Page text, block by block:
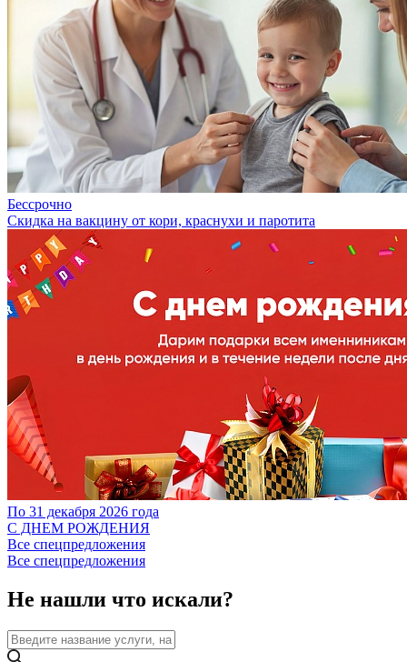
Бессрочно
Скидка на вакцину от кори, краснухи и паротита
По 31 декабря 2026 года
С ДНЕМ РОЖДЕНИЯ
Все спецпредложения
Все спецпредложения
Не нашли что искали?